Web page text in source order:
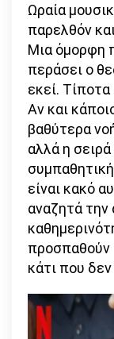
Ωραία
παρελθόν
Μια όμορφη
περάσει ο
εκεί.
Αν και
βαθύτερα
αλλά η σειρά
είναι κακό
αναζητά την
προσπαθούν
κάτι που δεν